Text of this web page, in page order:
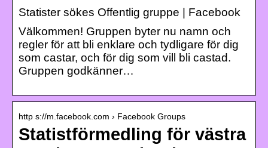
Statister sökes Offentlig gruppe | Facebook
Välkommen! Gruppen byter nu namn och
regler för att bli enklare och tydligare för dig
som castar, och för dig som vill bli castad.
Gruppen godkänner…
http s://m.facebook.com › Facebook Groups
Statistförmedling för västra